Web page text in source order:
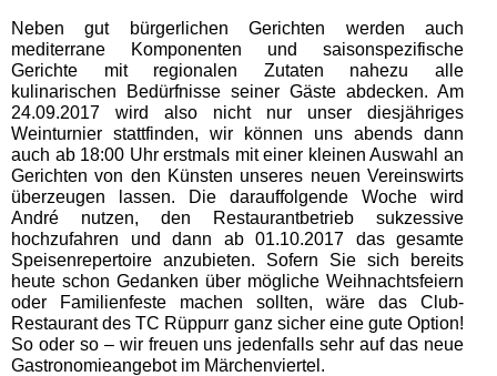
Neben gut bürgerlichen Gerichten werden auch
mediterrane Komponenten und saisonspezifische
Gerichte mit regionalen Zutaten nahezu alle
kulinarischen Bedürfnisse seiner Gäste abdecken. Am
24.09.2017 wird also nicht nur unser diesjähriges
Weinturnier stattfinden, wir können uns abends dann
auch ab 18:00 Uhr erstmals mit einer kleinen Auswahl an
Gerichten von den Künsten unseres neuen Vereinswirts
überzeugen lassen. Die darauffolgende Woche wird
André nutzen, den Restaurantbetrieb sukzessive
hochzufahren und dann ab 01.10.2017 das gesamte
Speisenrepertoire anzubieten. Sofern Sie sich bereits
heute schon Gedanken über mögliche Weihnachtsfeiern
oder Familienfeste machen sollten, wäre das Club-
Restaurant des TC Rüppurr ganz sicher eine gute Option!
So oder so – wir freuen uns jedenfalls sehr auf das neue
Gastronomieangebot im Märchenviertel.